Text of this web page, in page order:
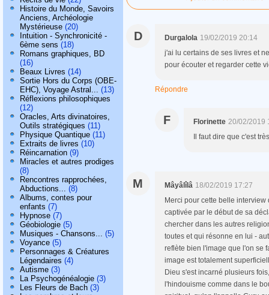
Histoire du Monde, Savoirs
Anciens, Archéologie
Mystérieuse (20)
Intuition - Synchronicité -
6ème sens (18)
Romans graphiques, BD
(16)
Beaux Livres (14)
Sortie Hors du Corps (OBE-
EHC), Voyage Astral... (13)
Réflexions philosophiques
(12)
Oracles, Arts divinatoires,
Outils stratégiques (11)
Physique Quantique (11)
Extraits de livres (10)
Réincarnation (9)
Miracles et autres prodiges
(8)
Rencontres rapprochées,
Abductions... (8)
Albums, contes pour
enfants (7)
Hypnose (7)
Géobiologie (5)
Musiques - Chansons... (5)
Voyance (5)
Personnages & Créatures
Légendaires (4)
Autisme (3)
La Psychogénéalogie (3)
Les Fleurs de Bach (3)
D Durgalola 19/02/2019 20:14
j'ai lu certains de ses livres et
pour écouter et regarder cette
Répondre
F Florinette 20/02/2019
Il faut dire que c'est
M Mâyâlîlâ 18/02/2019 17:27
Merci pour cette belle
captivée par le début de sa
chercher dans les autres
toutes et qui résonne en lui -
reflète bien l'image que l'on se
image est totalement
Dieu s'est incarné plusieurs
l'hindouisme comme dans le